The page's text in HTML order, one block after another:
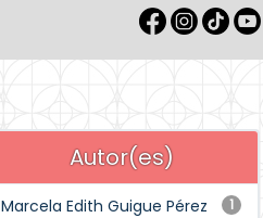
Autor(es)
1
Marcela Edith Guigue Pérez